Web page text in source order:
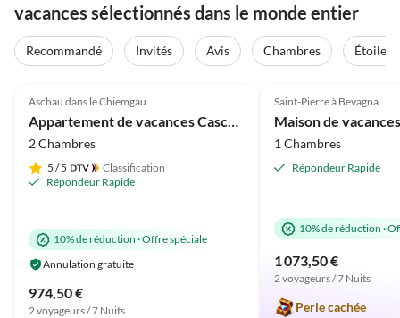
vacances sélectionnés dans le monde entier
Recommandé Invités Avis Chambres Étoiles
Vue sur la montagne
Meilleure
Aschau dans le Chiemgau
Appartement de vacances Cascade dans la maison Waldwinkel
2 Chambres
5 / 5
Classification
Répondeur Rapide
10% de réduction ·Offre spéciale
Annulation gratuite
974,50 €
2 voyageurs / 7 Nuits
Saint-Pierre à Bevagna
1 Chambres
Répondeur Rapide
10% de réduction ·
1 073,50 €
2 voyageurs / 7 Nuits
Perle cachée